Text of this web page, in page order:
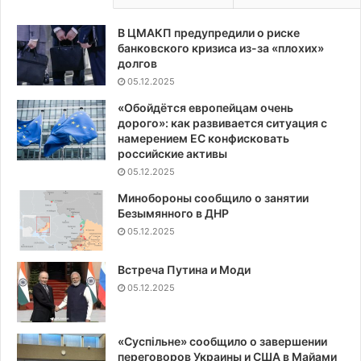
В ЦМАКП предупредили о риске
банковского кризиса из-за «плохих»
долгов
05.12.2025
«Обойдётся европейцам очень
дорого»: как развивается ситуация с
намерением ЕС конфисковать
российские активы
05.12.2025
Минобороны сообщило о занятии
Безымянного в ДНР
05.12.2025
Встреча Путина и Моди
05.12.2025
«Суспiльне» сообщило о завершении
переговоров Украины и США в Майами